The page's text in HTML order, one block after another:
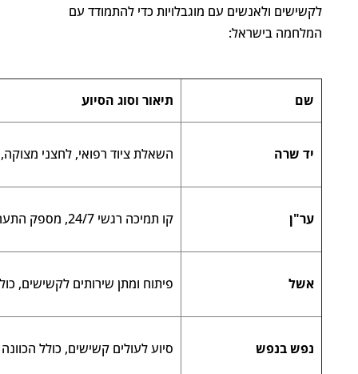
לקשישים ולאנשים עם מוגבלויות כדי להתמודד עם
המלחמה בישראל:
שם תיאור וסוג הסיוע
יד שרה השאלת ציוד רפואי, לחצני
ער"ן קו תמיכה רגשי 24/7, מספק התערבות במשבר ותמיכה נפשית
אשל פיתוח ומתן שירותים לקשישים,
נפש בנפש סיוע לעולים קשישים, כולל